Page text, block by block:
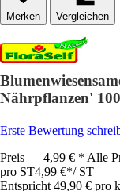
Vergleichen
Nährpflanzen'
Erste Bewertung
Preis — 4,99 € * Alle
pro ST4,99 €*/ ST
Entspricht 49,90 € pro